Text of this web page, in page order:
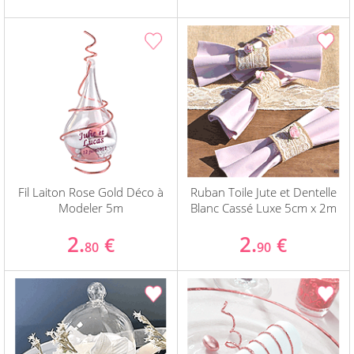
Fil Laiton Rose Gold Déco à
Modeler 5m
2.80 €
Ruban Toile Jute et Dentelle
Blanc Cassé Luxe 5cm x 2m
2.90 €